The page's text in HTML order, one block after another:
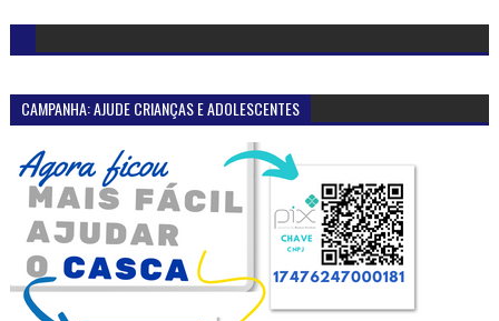
CAMPANHA: AJUDE CRIANÇAS E ADOLESCENTES